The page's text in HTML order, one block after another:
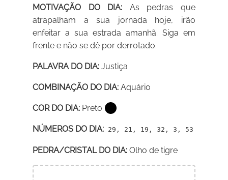
MOTIVAÇÃO DO DIA: As pedras que
atrapalham a sua jornada hoje, irão
enfeitar a sua estrada amanhã. Siga em
frente e não se dê por derrotado.
PALAVRA DO DIA: Justiça
COMBINAÇÃO DO DIA: Aquário
COR DO DIA: Preto
NÚMEROS DO DIA: 29, 21, 19, 32, 3, 53
PEDRA/CRISTAL DO DIA: Olho de tigre